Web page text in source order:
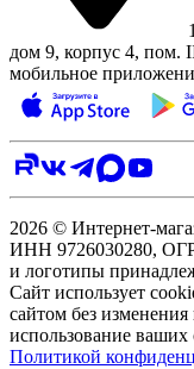
дом 9, корпус 4, пом.
мобильное
2026 © Интернет-
ИНН 9726030280,
и логотипы
Сайт использует
сайтом без изменения
использование ваших
Политикой